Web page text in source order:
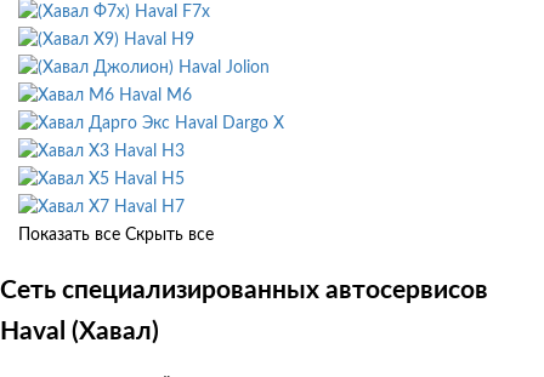
Haval F7x
Haval H9
Haval Jolion
Haval M6
Haval Dargo X
Haval H3
Haval H5
Haval H7
Показать все Скрыть все
Сеть специализированных автосервисов
Haval (Хавал)